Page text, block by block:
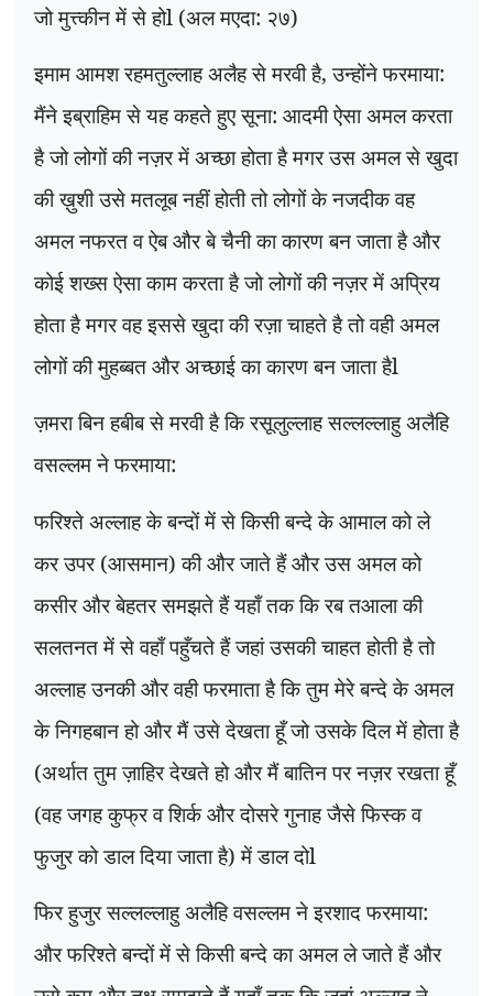
जो मुत्त्कीन में से होl (अल मएदा: २७)
इमाम आमश रहमतुल्लाह अलैह से मरवी है, उन्होंने फरमाया:
मैंने इब्राहिम से यह कहते हुए सूना: आदमी ऐसा अमल करता
है जो लोगों की नज़र में अच्छा होता है मगर उस अमल से खुदा
की ख़ुशी उसे मतलूब नहीं होती तो लोगों के नजदीक वह
अमल नफरत व ऐब और बे चैनी का कारण बन जाता है और
कोई शख्स ऐसा काम करता है जो लोगों की नज़र में अप्रिय
होता है मगर वह इससे खुदा की रज़ा चाहते है तो वही अमल
लोगों की मुहब्बत और अच्छाई का कारण बन जाता हैl
ज़मरा बिन हबीब से मरवी है कि रसूलुल्लाह सल्लल्लाहु अलैहि
वसल्लम ने फरमाया:
फरिश्ते अल्लाह के बन्दों में से किसी बन्दे के आमाल को ले
कर उपर (आसमान) की और जाते हैं और उस अमल को
कसीर और बेहतर समझते हैं यहाँ तक कि रब तआला की
सलतनत में से वहाँ पहुँचते हैं जहां उसकी चाहत होती है तो
अल्लाह उनकी और वही फरमाता है कि तुम मेरे बन्दे के अमल
के निगहबान हो और मैं उसे देखता हूँ जो उसके दिल में होता है
(अर्थात तुम ज़ाहिर देखते हो और मैं बातिन पर नज़र रखता हूँ
(वह जगह कुफ्र व शिर्क और दोसरे गुनाह जैसे फिस्क व
फुजुर को डाल दिया जाता है) में डाल दोl
फिर हुजुर सल्लल्लाहु अलैहि वसल्लम ने इरशाद फरमाया:
और फरिश्ते बन्दों में से किसी बन्दे का अमल ले जाते हैं और